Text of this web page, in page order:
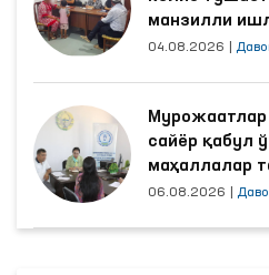
манзилли
04.08.2026
сайёр қабул
маҳаллалар
06.08.2026